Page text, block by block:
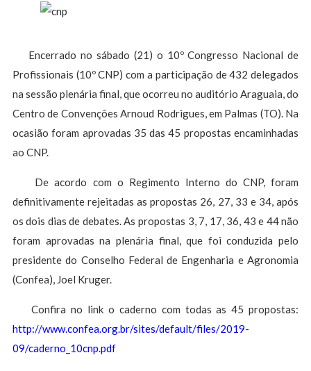
Encerrado no sábado (21) o 10º Congresso Nacional de
Profissionais (10º CNP) com a participação de 432 delegados
na sessão plenária final, que ocorreu no auditório Araguaia, do
Centro de Convenções Arnoud Rodrigues, em Palmas (TO). Na
ocasião foram aprovadas 35 das 45 propostas encaminhadas
ao CNP.
De acordo com o Regimento Interno do CNP, foram
definitivamente rejeitadas as propostas 26, 27, 33 e 34, após
os dois dias de debates. As propostas 3, 7, 17, 36, 43 e 44 não
foram aprovadas na plenária final, que foi conduzida pelo
presidente do Conselho Federal de Engenharia e Agronomia
(Confea), Joel Kruger.
Confira no link o caderno com todas as 45 propostas:
http://www.confea.org.br/sites/default/files/2019-
09/caderno_10cnp.pdf